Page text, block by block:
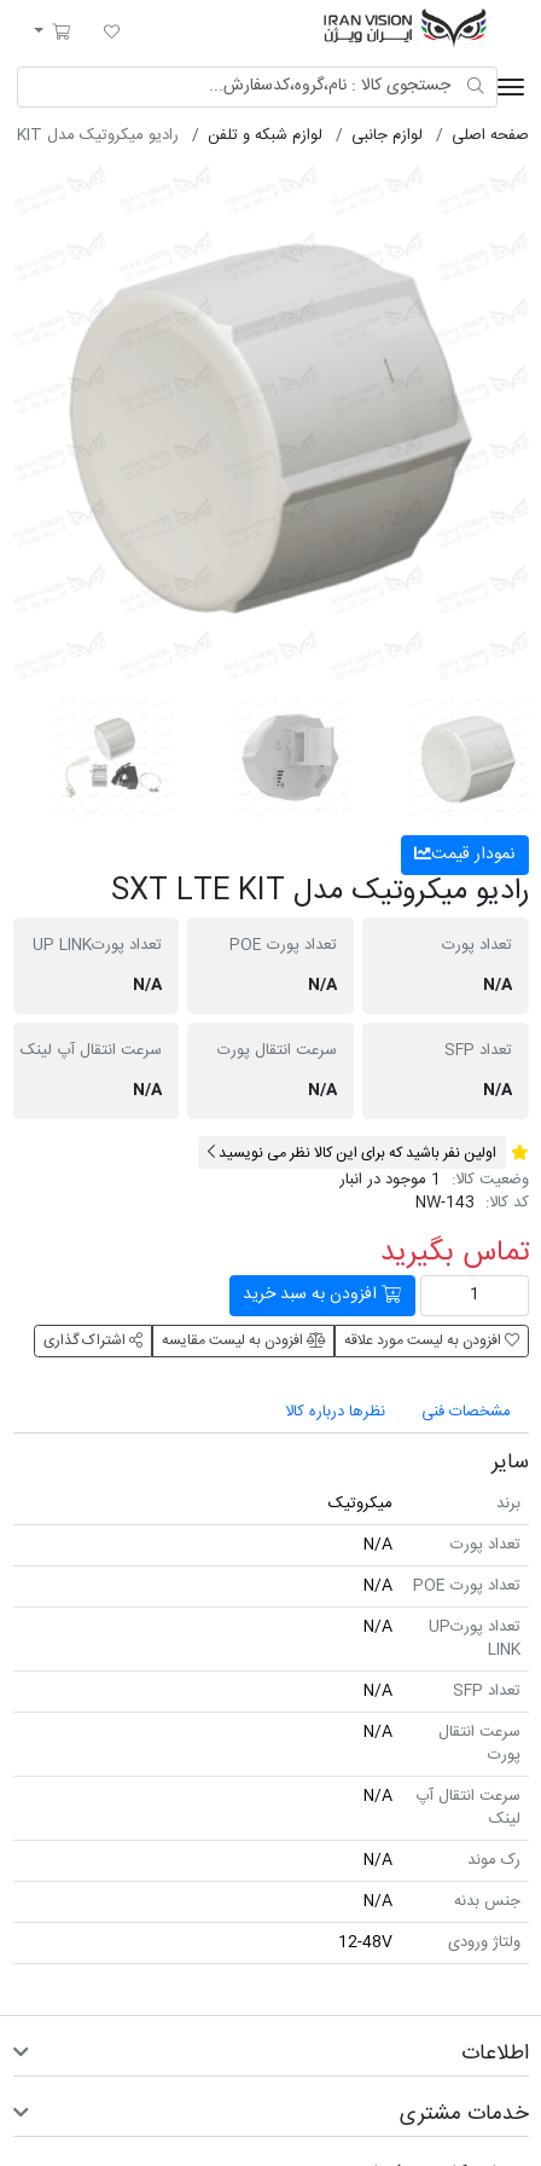
لیست مورد علاقه
سبد خرید
صفحه اصلی لوازم جانبی لوازم شبکه و تلفن رادیو میکروتیک مدل SXT LTE KIT
نمودار قیمت
رادیو میکروتیک مدل SXT LTE KIT
تعداد پورت
N/A
تعداد پورت POE
N/A
تعداد پورتUP LINK
N/A
تعداد SFP
N/A
سرعت انتقال پورت
N/A
سرعت انتقال آپ لینک
N/A
اولین نفر باشید که برای این کالا نظر می نویسید
وضعیت کالا: 1 موجود در انبار
کد کالا: NW-143
تماس بگیرید
افزودن به سبد خرید
افزودن به لیست مورد علاقه افزودن به لیست مقایسه اشتراک گذاری
مشخصات فنی نظرها درباره کالا
سایر
برند
میکروتیک
تعداد پورت
N/A
تعداد پورت POE
N/A
تعداد پورتUP
LINK
N/A
تعداد SFP
N/A
سرعت انتقال
پورت
N/A
سرعت انتقال آپ
لینک
N/A
رک موند
N/A
جنس بدنه
N/A
ولتاژ ورودی
12-48V
اطلاعات
خدمات مشتری